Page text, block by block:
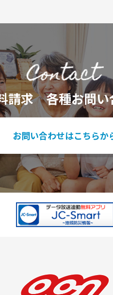
料請求各種お問
お問い合わせはこちらか